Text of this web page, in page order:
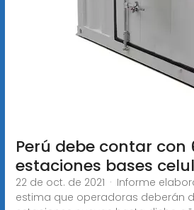
Perú debe contar con
estaciones bases
22 de oct. de 2021 · Informe
estima que operadoras deberán